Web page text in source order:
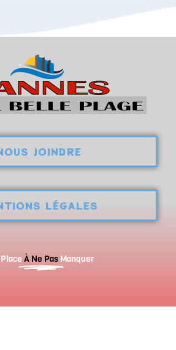
JOINDRE
LÉGALES
À Ne Pas Manquer